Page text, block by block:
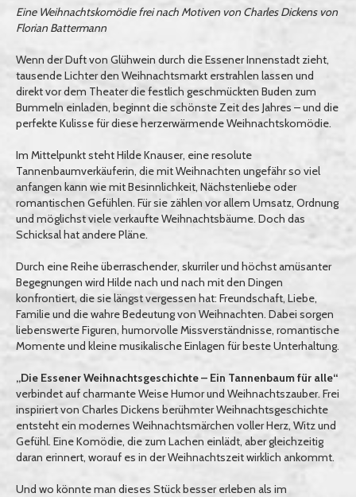
Eine Weihnachtskomödie frei nach Motiven von Charles Dickens von
Florian Battermann
Wenn der Duft von Glühwein durch die Essener Innenstadt zieht,
tausende Lichter den Weihnachtsmarkt erstrahlen lassen und
direkt vor dem Theater die festlich geschmückten Buden zum
Bummeln einladen, beginnt die schönste Zeit des Jahres – und die
perfekte Kulisse für diese herzerwärmende Weihnachtskomödie.
Im Mittelpunkt steht Hilde Knauser, eine resolute
Tannenbaumverkäuferin, die mit Weihnachten ungefähr so viel
anfangen kann wie mit Besinnlichkeit, Nächstenliebe oder
romantischen Gefühlen. Für sie zählen vor allem Umsatz, Ordnung
und möglichst viele verkaufte Weihnachtsbäume. Doch das
Schicksal hat andere Pläne.
Durch eine Reihe überraschender, skurriler und höchst amüsanter
Begegnungen wird Hilde nach und nach mit den Dingen
konfrontiert, die sie längst vergessen hat: Freundschaft, Liebe,
Familie und die wahre Bedeutung von Weihnachten. Dabei sorgen
liebenswerte Figuren, humorvolle Missverständnisse, romantische
Momente und kleine musikalische Einlagen für beste Unterhaltung.
„Die Essener Weihnachtsgeschichte – Ein Tannenbaum für alle“
verbindet auf charmante Weise Humor und Weihnachtszauber. Frei
inspiriert von Charles Dickens berühmter Weihnachtsgeschichte
entsteht ein modernes Weihnachtsmärchen voller Herz, Witz und
Gefühl. Eine Komödie, die zum Lachen einlädt, aber gleichzeitig
daran erinnert, worauf es in der Weihnachtszeit wirklich ankommt.
Und wo könnte man dieses Stück besser erleben als im